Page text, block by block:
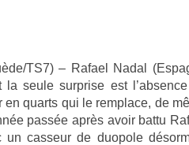
TS7) – Rafael Nadal
seule sur­pr­ise est
en quarts qui le re­mplace, de
passée après avoir battu
cas­seur de duopole